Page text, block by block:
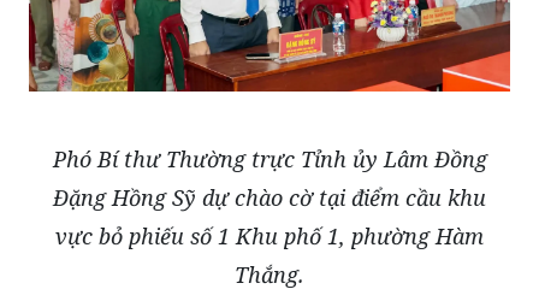
Phó Bí thư Thường trực Tỉnh ủy Lâm Đồng
Đặng Hồng Sỹ dự chào cờ tại điểm cầu khu
vực bỏ phiếu số 1 Khu phố 1, phường Hàm
Thắng.